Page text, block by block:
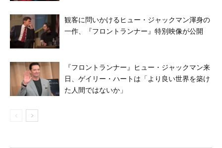
観客に問いかけるヒュー・ジャックマン渾身の
一作、『フロントランナー』特別映像が公開
『フロントランナー』ヒュー・ジャックマン来
日、ゲイリー・ハートは「より良い世界を築け
た人間ではないか」